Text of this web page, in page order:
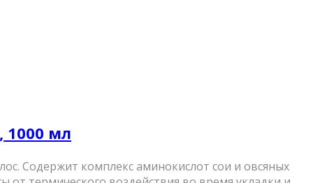
1000 мл
Содержит комплекс аминокислот сои и овсяных